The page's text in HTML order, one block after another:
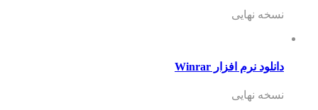
نسخه نهایی
دانلود نرم افزار Winrar
نسخه نهایی